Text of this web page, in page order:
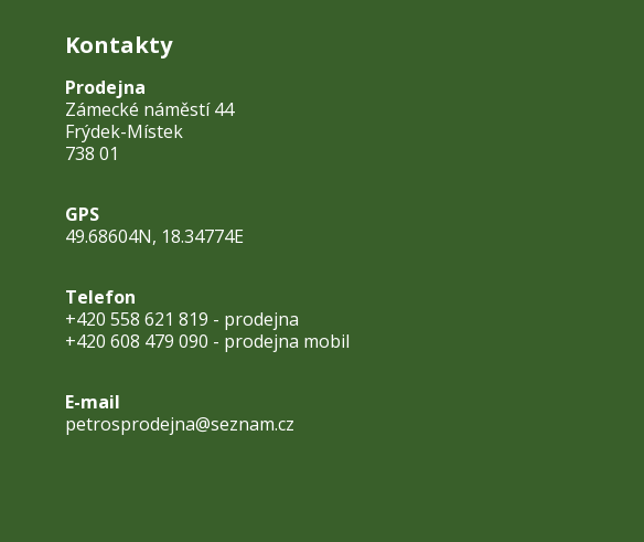
Kontakty
Prodejna
Zámecké náměstí 44
Frýdek-Místek
738 01
GPS
49.68604N, 18.34774E
Telefon
+420 558 621 819 - prodejna
+420 608 479 090 - prodejna mobil
E-mail
petrosprodejna@seznam.cz